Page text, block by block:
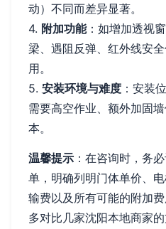
动）不同而差异显著。
4. 附加功能：如增加透视
梁、遇阻反弹、红外线安
用。
5. 安装环境与难度 ：安装
需要高空作业、额外加固
本。
温馨提示 ：在咨询时，务
单，明确列明门体单价、
输费以及所有可能的附加
多对比几家沈阳本地商家